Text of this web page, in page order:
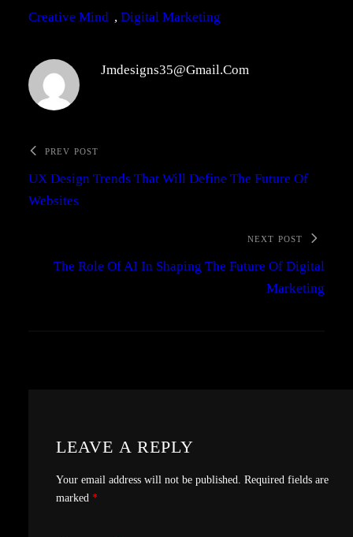
Creative Mind , Digital Marketing
Jmdesigns35@gmail.com
PREV POST
UX Design Trends That Will Define The Future Of
Websites
NEXT POST
The Role Of AI In Shaping The Future Of Digital
Marketing
LEAVE A REPLY
Your email address will not be published. Required fields are
marked *